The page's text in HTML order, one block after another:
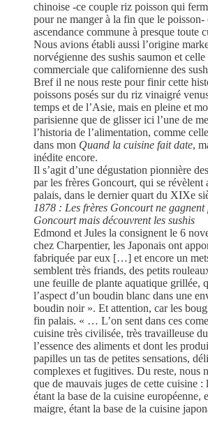
chinoise -ce couple riz poisson qui
pour ne manger à la fin que le poisson-
ascendance commune à presque toute
Nous avions établi aussi l’origine
norvégienne des sushis saumon et celle
commerciale que californienne des
Bref il ne nous reste pour finir cette
poissons posés sur du riz vinaigré
temps et de l’Asie, mais en pleine et
parisienne que de glisser ici l’une de
l’historia de l’alimentation, comme
dans mon Quand la cuisine fait date,
inédite encore.
Il s’agit d’une dégustation pionnière
par les frères Goncourt, qui se révèlent
palais, dans le dernier quart du XIXe
1878 : Les frères Goncourt ne
Goncourt mais découvrent les sushis
Edmond et Jules la consignent le 6
chez Charpentier, les Japonais ont
fabriquée par eux […] et encore un
semblent très friands, des petits
une feuille de plante aquatique grillée,
l’aspect d’un boudin blanc dans une
boudin noir ». Et attention, car les
fin palais. « … L’on sent dans ces
cuisine très civilisée, très travailleuse
l’essence des aliments et dont les
papilles un tas de petites sensations,
complexes et fugitives. Du reste, nous
que de mauvais juges de cette cuisine :
étant la base de la cuisine européenne,
maigre, étant la base de la cuisine